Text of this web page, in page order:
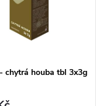
chytrá houba tbl 3x3g